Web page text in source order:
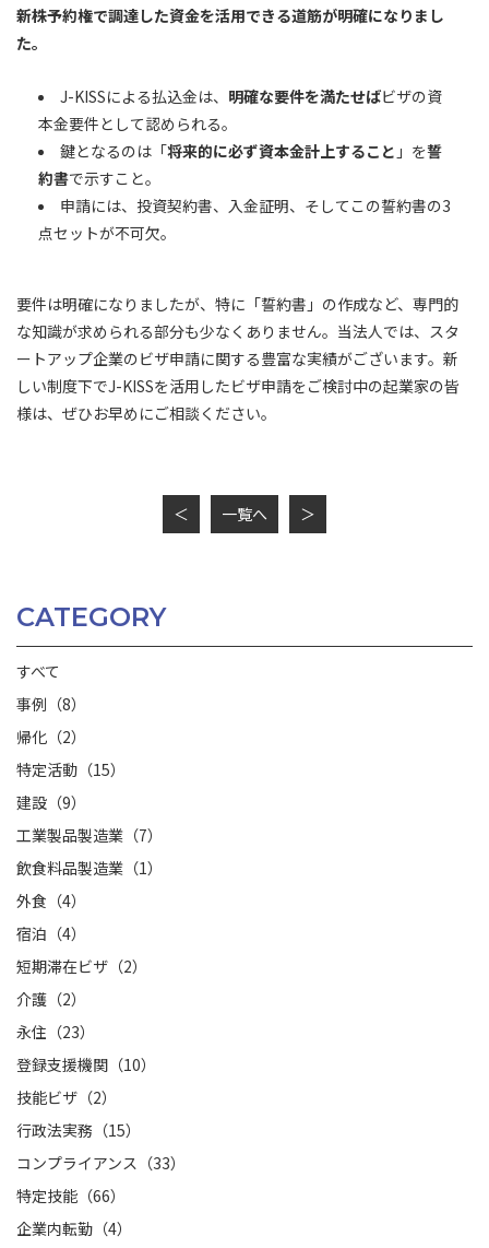
新株予約権で調達した資金を活用できる道筋が明確になりまし
た。
J-KISSによる払込金は、 明確な要件を満たせばビザの資
本金要件として認められる。
鍵となるのは「将来的に必ず資本金計上すること 」を誓
約書で示すこと。
申請には、投資契約書、入金証明、そしてこの誓約書の3
点セットが不可欠。
要件は明確になりましたが、特に「誓約書」の作成など、専門的
な知識が求められる部分も少なくありません。当法人では、スタ
ートアップ企業のビザ申請に関する豊富な実績がございます。新
しい制度下でJ-KISSを活用したビザ申請をご検討中の起業家の皆
様は、ぜひお早めにご相談ください。
＜ 一覧へ ＞
CATEGORY
すべて
事例（8）
帰化（2）
特定活動（15）
建設（9）
工業製品製造業（7）
飲食料品製造業（1）
外食（4）
宿泊（4）
短期滞在ビザ（2）
介護（2）
永住（23）
登録支援機関（10）
技能ビザ（2）
行政法実務（15）
コンプライアンス（33）
特定技能（66）
企業内転勤（4）